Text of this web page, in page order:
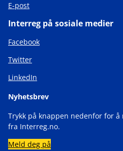
E-post
Interreg på sosiale medier
Facebook
Twitter
LinkedIn
Nyhetsbrev
Trykk på knappen nedenfor for
fra Interreg.no.
Meld deg på